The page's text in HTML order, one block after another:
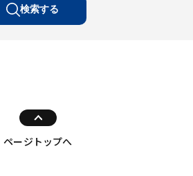
検索する
ページトップへ